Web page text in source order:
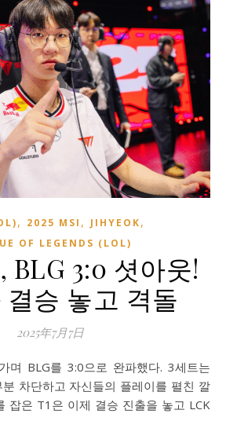
, 2025 MSI , JIHYEOK,
OF LEGENDS (LOL)
BLG 3:0 셧아웃!
승 놓고 격돌
2025年7月7日
차단하고 자신들의 플레이를 펼친 깔
잡은 T1은 이제 결승 진출을 놓고 LCK